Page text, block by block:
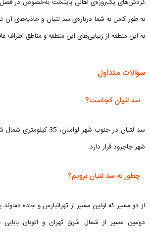
گردش‌های یک‌روزه‌ی اهالی پایتخت به‌خصوص در فصل
به طور کامل به شما درباره‌ی سد لتیان و جاذبه‌های آن
به این منطقه از زیبایی‌های این منطقه و مناطق اطراف
سؤالات متداول
سد لتیان کجاست؟
شهر جاجرود قرار دارد.
چطور به سد لتیان برویم؟
از دو مسیر که اولین مسیر از تهرانپارس و جاده
دومین مسیر از شمال شرق تهران و اتوبان